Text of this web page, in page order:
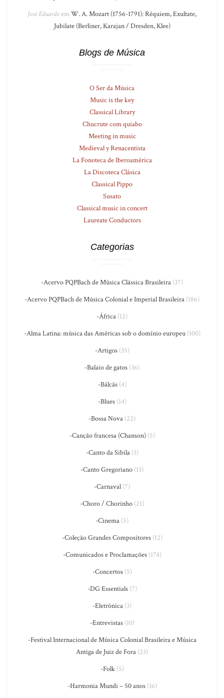
José Eduardoem W. A. Mozart (1756-1791): Réquiem, Exultate,
Jubilate (Berliner, Karajan / Dresden, Klee)
Blogs de Música
O Ser da Música
Music is the key
Classical Library
Chucrute com quiabo
Meeting in music
Medieval y Renacentista
La Fonoteca de Iberoamérica
La Discoteca Clásica
Classical Pippo
Susato
Classical music in concert
Laureate Conductors
Categorias
-Acervo PQPBach de Música Clássica Brasileira (37)
-Acervo PQPBach de Música Colonial e Imperial Brasileira (186)
-África (12)
-Alma Latina: música das Américas sob o domínio europeu(100)
-Artigos(35)
-Balaio de gatos (36)
-Bálcãs(4)
-Blues(14)
-Bossa Nova (22)
-Canção francesa (Chanson)(5)
-Canto da Sibila(3)
-Canto Gregoriano (13)
-Carnaval (7)
-Choro / Chorinho (21)
-Cinema (5)
-Coleção Grandes Compositores(12)
-Comunicados e Proclamações(174)
-Concertos(5)
-DG Essentials(7)
-Eletrônica (3)
-Entrevistas(10)
-Festival Internacional de Música Colonial Brasileira e Música
Antiga de Juiz de Fora (23)
-Folk(5)
-Harmonia Mundi – 50 anos(16)